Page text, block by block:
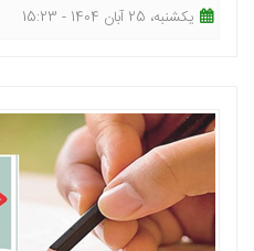
یکشنبه، 25 آبان 1404 - 15:23